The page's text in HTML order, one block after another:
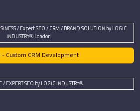
/ Expert SEO / CRM / BRAND SOLUTION by LOGIC
INDUSTRY® London
- Custom CRM Development
/ EXPERT SEO by LOGIC INDUSTRY®